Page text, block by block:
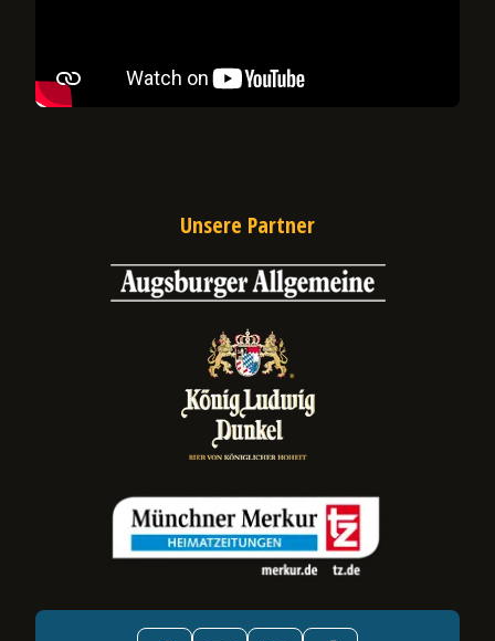
Unsere Partner